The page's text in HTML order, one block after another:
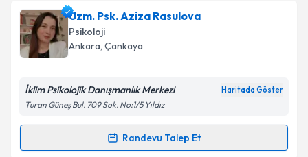
Çocuk Gelişim Elif Kolayiçin randevu takvimi talebi
oluşturun. Size bu uzmandan randevu almanız için bir
takvim hazırlandığında e-posta ile bilgilendireceğiz.
Kişisel verilerimin işlenmesine ilişkin
Metni'ni okudum ve kişisel verilerimin belirtilen
Uzm. Psk. Aziza Rasulova
Psikoloji
Ankara, Çankaya
İklim Psikolojik Danışmanlık Merkezi Haritada Göster
Turan Güneş Bul. 709 Sok. No:1/5 Yıldız
Randevu Talep Et
Randevu Takvimi Talebi